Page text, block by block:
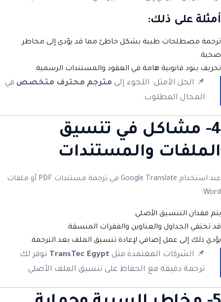
أمثلة على ذلك:
ترجمة مصطلحات طبية بشكل خاطئ مما قد يؤدي إلى مخاطر
صحية.
تحريف بنود قانونية هامة في العقود والمستندات الرسمية.
📌 الحل الأمثل: اللجوء إلى مترجم محترف متخصص في
المجال المطلوب.
4- مشاكل في تنسيق
الملفات والمستندات
عند استخدام Google Translate في ترجمة مستندات PDF أو ملفات
Word:
يتم فقدان التنسيق الأصلي.
قد تختفي الجداول والعناوين والفقرات المنسقة.
يؤدي ذلك إلى عمل إضافي لإعادة تنسيق الملف بعد الترجمة.
📌 الشركات المعتمدة مثل TransTec Egypt توفر لك
ترجمة دقيقة مع الحفاظ على تنسيق الملف الأصلي.